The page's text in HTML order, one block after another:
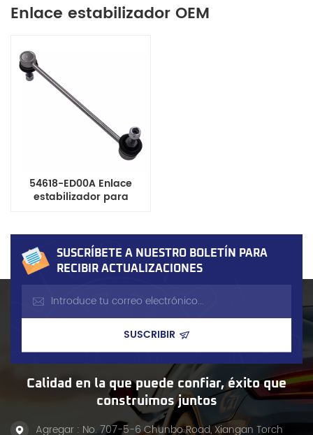
Enlace estabilizador OEM
54618-ED00A Enlace
estabilizador para
SUSCRÍBETE A NUESTRO BOLETÍN PARA
RECIBIR ACTUALIZACIONES
Calidad en la que puede confiar, éxito que
construimos juntos
Agregar : No. 707-5-6 Chunbo Road, Xiangan Torch